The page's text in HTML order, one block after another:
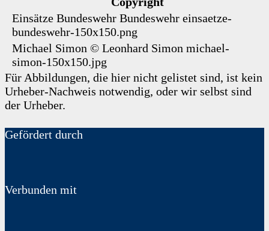
Einsätze Bundeswehr Bundeswehr einsaetze-
bundeswehr-150x150.png
Michael Simon © Leonhard Simon michael-
simon-150x150.jpg
Für Abbildungen, die hier nicht gelistet sind, ist kein
Urheber-Nachweis notwendig, oder wir selbst sind
der Urheber.
Gefördert durch
Verbunden mit